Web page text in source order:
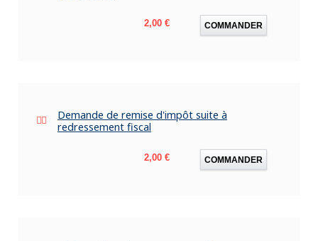
Prix
2,00 € COMMANDER
Demande de remise d'impôt suite à
redressement fiscal
Prix
2,00 € COMMANDER